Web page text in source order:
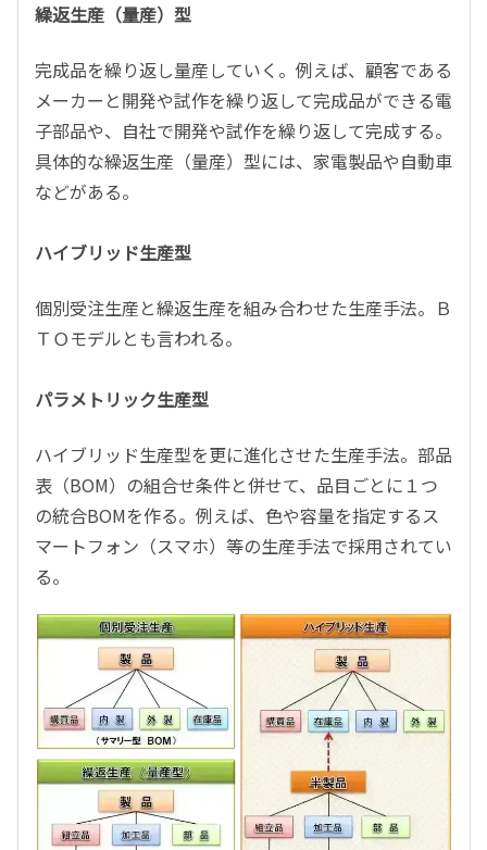
繰返生産（量産）型
完成品を繰り返し量産していく。例えば、顧客である
メーカーと開発や試作を繰り返して完成品ができる電
子部品や、自社で開発や試作を繰り返して完成する。
具体的な繰返生産（量産）型には、家電製品や自動車
などがある。
ハイブリッド生産型
個別受注生産と繰返生産を組み合わせた生産手法。Ｂ
ＴＯモデルとも言われる。
パラメトリック生産型
ハイブリッド生産型を更に進化させた生産手法。部品
表（BOM）の組合せ条件と併せて、品目ごとに１つ
の統合BOMを作る。例えば、色や容量を指定するス
マートフォン（スマホ）等の生産手法で採用されてい
る。